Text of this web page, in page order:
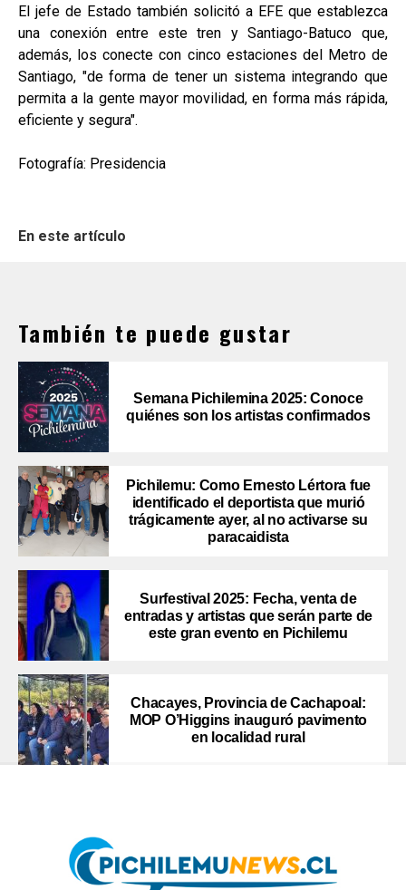
El jefe de Estado también solicitó a EFE que establezca
una conexión entre este tren y Santiago-Batuco que,
además, los conecte con cinco estaciones del Metro de
Santiago, "de forma de tener un sistema integrando que
permita a la gente mayor movilidad, en forma más rápida,
eficiente y segura".
Fotografía: Presidencia
En este artículo
También te puede gustar
Semana Pichilemina 2025: Conoce
quiénes son los artistas confirmados
Pichilemu: Como Ernesto Lértora fue
identificado el deportista que murió
trágicamente ayer, al no activarse su
paracaidista
Surfestival 2025: Fecha, venta de
entradas y artistas que serán parte de
este gran evento en Pichilemu
Chacayes, Provincia de Cachapoal:
MOP O’Higgins inauguró pavimento
en localidad rural